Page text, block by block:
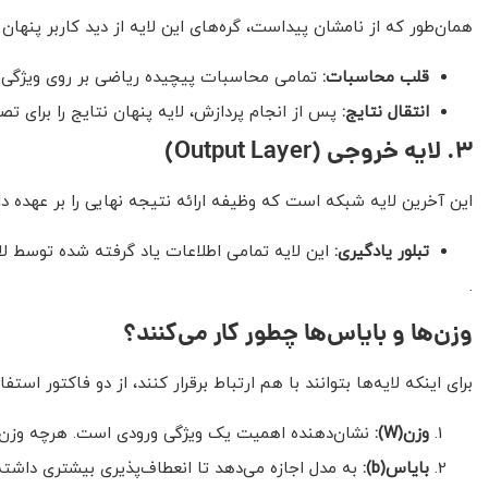
همان‌طور که از نامشان پیداست، گره‌های این لایه از دید کاربر
قلب محاسبات: تمامی محاسبات پیچیده ریاضی بر روی
انتقال نتایج: پس از انجام پردازش، لایه پنهان نتایج را
۳. لایه خروجی (Output Layer)
این آخرین لایه شبکه است که وظیفه ارائه نتیجه نهایی را بر عهده
تبلور یادگیری: این لایه تمامی اطلاعات یاد گرفته شده توسط
.
وزن‌ها و بایاس‌ها چطور کار می‌کنند؟
برای اینکه لایه‌ها بتوانند با هم ارتباط برقرار کنند، از دو فاکتور
وزن(W)
: نشان‌دهنده اهمیت یک ویژگی ورودی است. هرچه وزن
بایاس(b)
: به مدل اجازه می‌دهد تا انعطاف‌پذیری بیشتری